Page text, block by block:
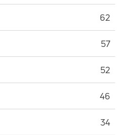
62
57
52
46
34